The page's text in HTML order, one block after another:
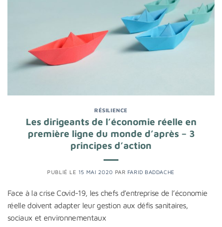
RÉSILIENCE
Les dirigeants de l’économie réelle en
première ligne du monde d’après – 3
principes d’action
PUBLIÉ LE 15 MAI 2020 PAR FARID BADDACHE
Face à la crise Covid-19, les chefs d’entreprise de l’économie
réelle doivent adapter leur gestion aux défis sanitaires,
sociaux et environnementaux